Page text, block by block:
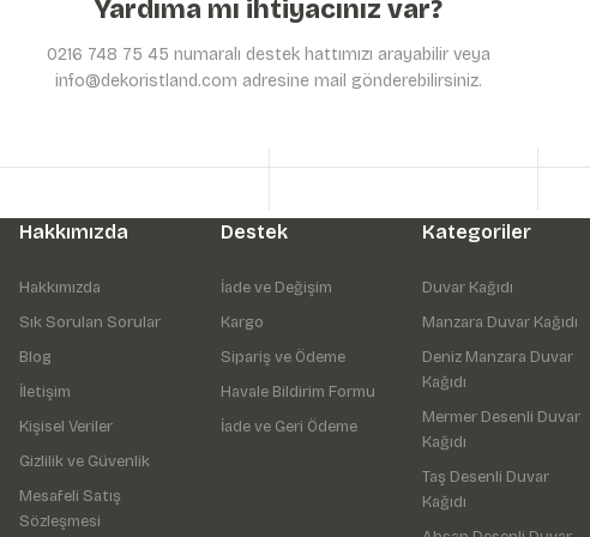
Yardıma mı ihtiyacınız var?
0216 748 75 45 numaralı destek hattımızı arayabilir veya
info@dekoristland.com adresine mail gönderebilirsiniz.
Hakkımızda
Hakkımızda
Sık Sorulan Sorular
Blog
İletişim
Kişisel Veriler
Gizlilik ve Güvenlik
Mesafeli Satış
Sözleşmesi
Destek
İade ve Değişim
Kargo
Sipariş ve Ödeme
Havale Bildirim Formu
İade ve Geri Ödeme
Kategoriler
Duvar Kağıdı
Manzara Duvar Kağıdı
Deniz Manzara Duvar
Kağıdı
Mermer Desenli Duvar
Kağıdı
Taş Desenli Duvar
Kağıdı